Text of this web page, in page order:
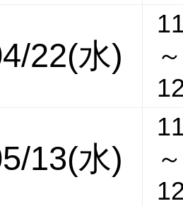
22(水)
～
13(水)
～